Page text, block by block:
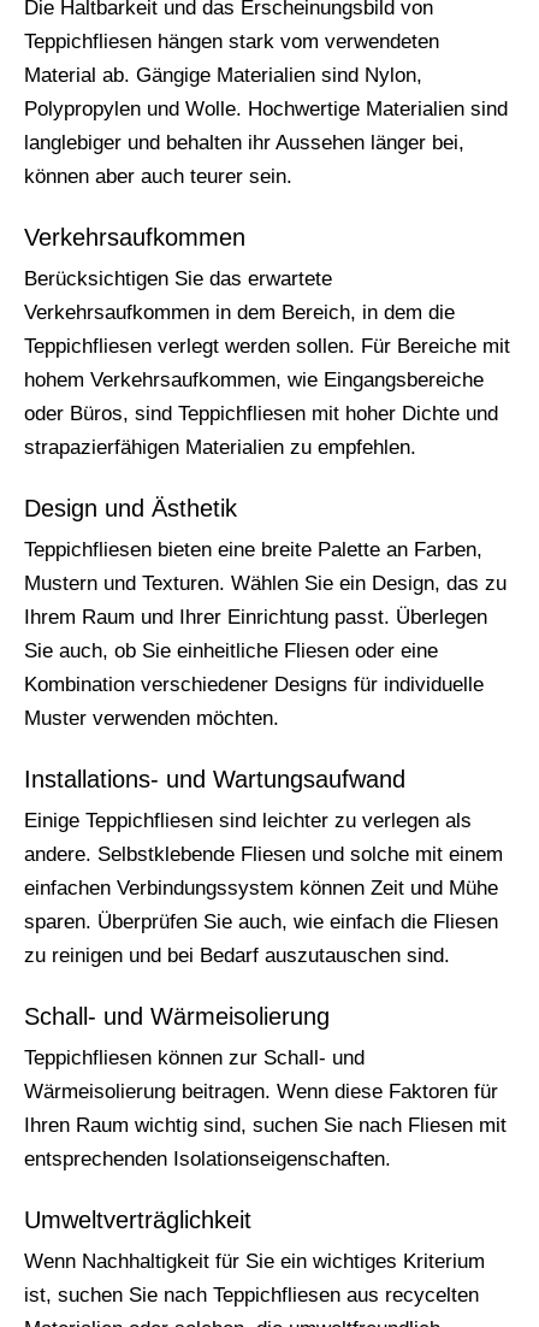
Die Haltbarkeit und das Erscheinungsbild von
Teppichfliesen hängen stark vom verwendeten
Material ab. Gängige Materialien sind Nylon,
Polypropylen und Wolle. Hochwertige Materialien sind
langlebiger und behalten ihr Aussehen länger bei,
können aber auch teurer sein.
Verkehrsaufkommen
Berücksichtigen Sie das erwartete
Verkehrsaufkommen in dem Bereich, in dem die
Teppichfliesen verlegt werden sollen. Für Bereiche mit
hohem Verkehrsaufkommen, wie Eingangsbereiche
oder Büros, sind Teppichfliesen mit hoher Dichte und
strapazierfähigen Materialien zu empfehlen.
Design und Ästhetik
Teppichfliesen bieten eine breite Palette an Farben,
Mustern und Texturen. Wählen Sie ein Design, das zu
Ihrem Raum und Ihrer Einrichtung passt. Überlegen
Sie auch, ob Sie einheitliche Fliesen oder eine
Kombination verschiedener Designs für individuelle
Muster verwenden möchten.
Installations- und Wartungsaufwand
Einige Teppichfliesen sind leichter zu verlegen als
andere. Selbstklebende Fliesen und solche mit einem
einfachen Verbindungssystem können Zeit und Mühe
sparen. Überprüfen Sie auch, wie einfach die Fliesen
zu reinigen und bei Bedarf auszutauschen sind.
Schall- und Wärmeisolierung
Teppichfliesen können zur Schall- und
Wärmeisolierung beitragen. Wenn diese Faktoren für
Ihren Raum wichtig sind, suchen Sie nach Fliesen mit
entsprechenden Isolationseigenschaften.
Umweltverträglichkeit
Wenn Nachhaltigkeit für Sie ein wichtiges Kriterium
ist, suchen Sie nach Teppichfliesen aus recycelten